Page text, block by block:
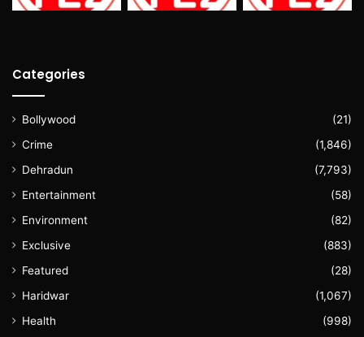
Categories
Bollywood
(21)
Crime
(1,846)
Dehradun
(7,793)
Entertainment
(58)
Environment
(82)
Exclusive
(883)
Featured
(28)
Haridwar
(1,067)
Health
(998)